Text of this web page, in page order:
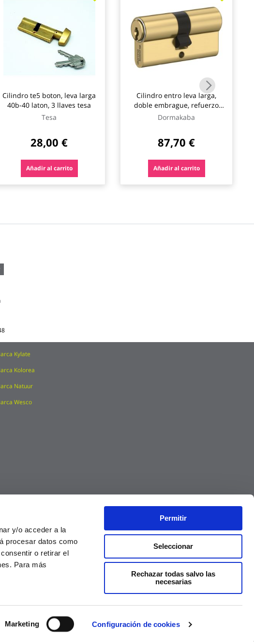
y/o acceder a la
procesar datos como
o retirar el
Para más
Marketing Configuración de cookies
Permitir
Seleccionar
Rechazar todas salvo las
necesarias
Cilindro te5 boton, leva larga
40b-40 laton, 3 llaves tesa
Tesa
28,00 €
Añadir al carrito
Cilindro entro leva larga,
doble embrague, refuerzo
lam, 30-40 laton, 5 llaves
Dormakaba
87,70 €
Añadir al carrito
Kylate
Kolorea
Natuur
Wesco
Precios válidos solo en la web, no en tienda